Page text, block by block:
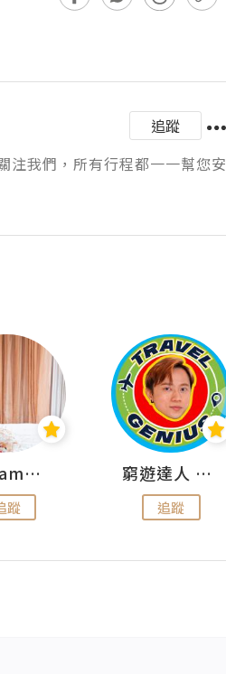
追蹤
注我們，所有行程都一一幫您安
rikalammm
蹤
窮遊達人 Mr.TravelGenius
追蹤